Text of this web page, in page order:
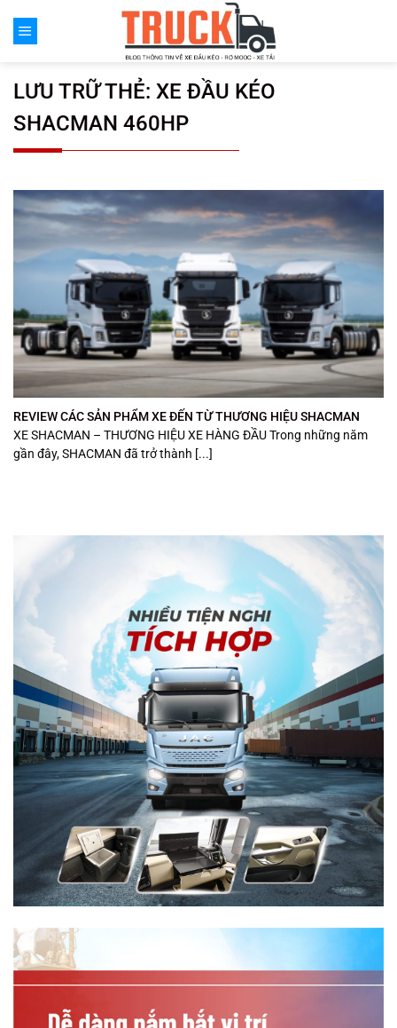
đến
LƯU TRỮ THẺ: XE ĐẦU KÉO
SHACMAN 460HP
REVIEW CÁC SẢN PHẨM XE ĐẾN TỪ THƯƠNG HIỆU SHACMAN
XE SHACMAN – THƯƠNG HIỆU XE HÀNG ĐẦU Trong những năm
gần đây, SHACMAN đã trở thành [...]